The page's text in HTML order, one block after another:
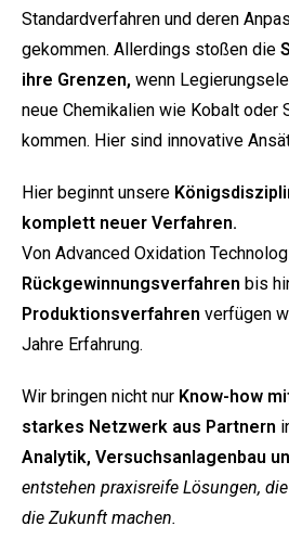
Standardverfahren und deren
gekommen. Allerdings stoßen die
ihre Grenzen, wenn
neue Chemikalien wie Kobalt oder
kommen. Hier sind innovative
Hier beginnt unsere
komplett neuer Verfahren.
Von Advanced Oxidation
Rückgewinnungsverfahren bis
Produktionsverfahren verfügen
Jahre Erfahrung.
Wir bringen nicht nur Know-how
starkes Netzwerk aus Partnern
Analytik, Versuchsanlagenbau
entstehen praxisreife Lösungen,
die Zukunft machen.